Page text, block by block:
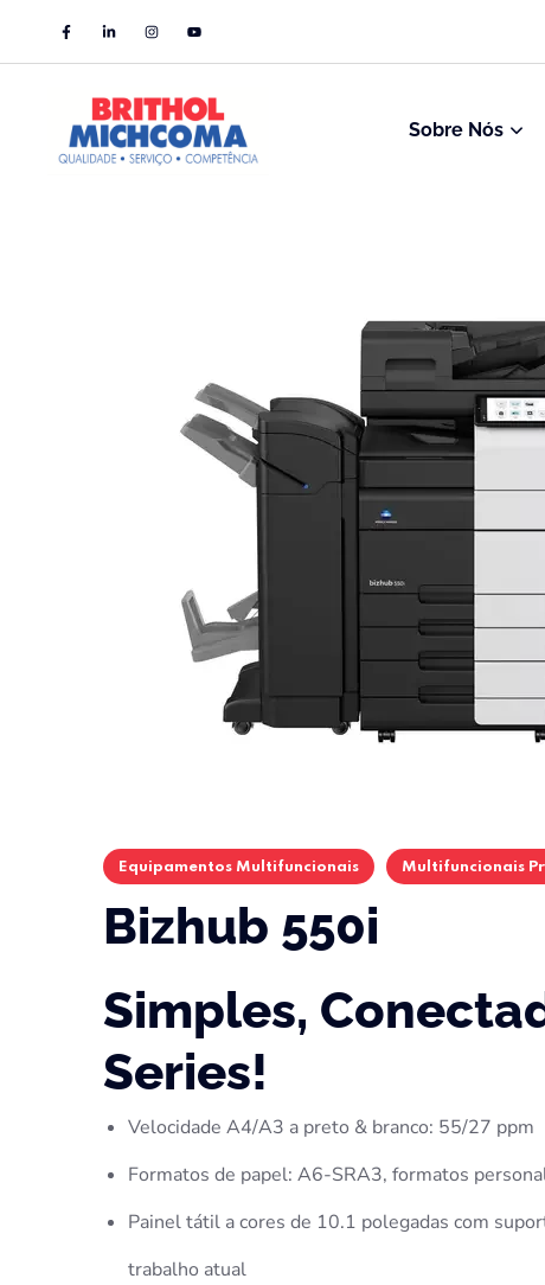
Sobre Nós
Equipamentos Multifuncionais Multifuncionais
Bizhub 550i
Simples,
Series!
Velocidade A4/A3 a preto & branco: 55/27 ppm
Formatos de papel: A6-SRA3, formatos
Painel tátil a cores de 10.1 polegadas com
trabalho atual